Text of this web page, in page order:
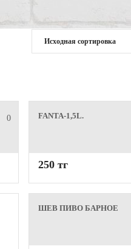
0 FANTA-1,5L.
250 тг
ШЕВ ПИВО БАРНОЕ